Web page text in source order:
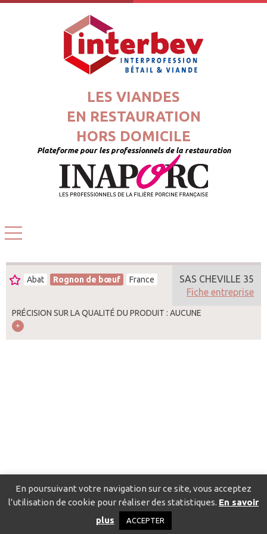
LES VIANDES
EN RESTAURATION
HORS DOMICILE
Plateforme pour les professionnels de la restauration
Abat Rognon de bœuf France
PRÉCISION SUR LA QUALITÉ DU PRODUIT : AUCUNE
SAS CHEVILLE 35
Fiche entreprise
Catalogue pour localiser les fournisseurs
Politique de confidentialité
En poursuivant votre navigation sur ce site, vous acceptez
l’utilisation de cookie pour réaliser des statistiques. En savoir
plus
ACCEPTER